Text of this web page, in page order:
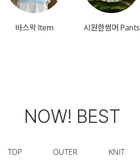
바스락 Item 시원한썸머 Pants
NOW! BEST
TOP OUTER KNIT